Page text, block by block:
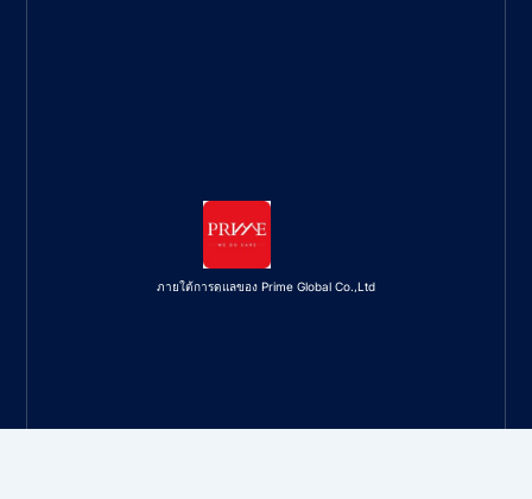
ภายใต้การดูแลของ Prime Global Co.,Ltd